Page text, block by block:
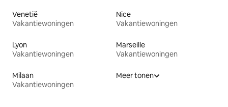
Venetië
Vakantiewoningen
Nice
Vakantiewoningen
Lyon
Vakantiewoningen
Marseille
Vakantiewoningen
Milaan
Vakantiewoningen
Meer tonen